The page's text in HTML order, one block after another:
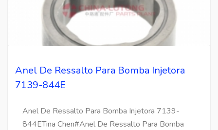
Anel De Ressalto Para Bomba Injetora
7139-844E
Anel De Ressalto Para Bomba Injetora 7139-
844ETina Chen#Anel De Ressalto Para Bomba